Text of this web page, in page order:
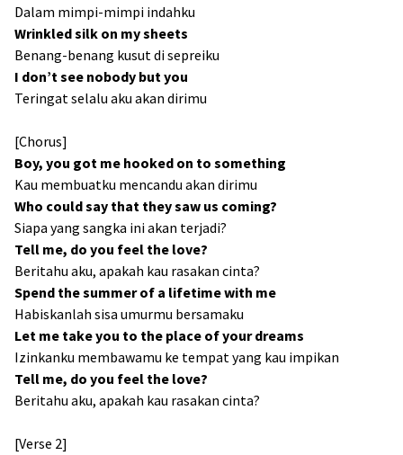
Dalam mimpi-mimpi indahku
Wrinkled silk on my sheets
Benang-benang kusut di sepreiku
I don’t see nobody but you
Teringat selalu aku akan dirimu
[Chorus]
Boy, you got me hooked on to something
Kau membuatku mencandu akan dirimu
Who could say that they saw us coming?
Siapa yang sangka ini akan terjadi?
Tell me, do you feel the love?
Beritahu aku, apakah kau rasakan cinta?
Spend the summer of a lifetime with me
Habiskanlah sisa umurmu bersamaku
Let me take you to the place of your dreams
Izinkanku membawamu ke tempat yang kau impikan
Tell me, do you feel the love?
Beritahu aku, apakah kau rasakan cinta?
[Verse 2]